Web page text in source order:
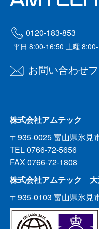
0120-183-853
平日 8:00-16:50 土曜
お問い合わせ
株式会社アムテック
〒935-0025 富山県氷見
TEL 0766-72-5656
FAX 0766-72-1808
株式会社アムテック
〒935-0103 富山県氷見